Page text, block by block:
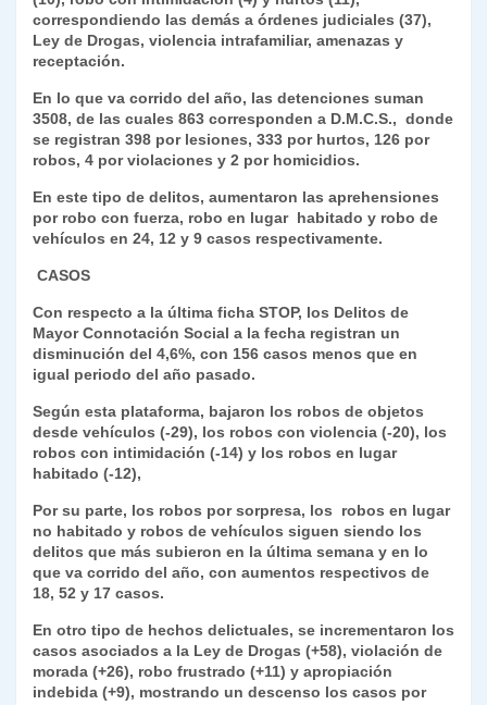
y
correspondiendo las demás a órdenes judiciales (37),
Ley de Drogas, violencia intrafamiliar, amenazas y
receptación.
En lo que va corrido del año, las detenciones suman
3508, de las cuales 863 corresponden a D.M.C.S., donde
se registran 398 por lesiones, 333 por hurtos, 126 por
robos, 4 por violaciones y 2 por homicidios.
En este tipo de delitos, aumentaron las aprehensiones
por robo con fuerza, robo en lugar habitado y robo de
vehículos en 24, 12 y 9 casos respectivamente.
CASOS
Con respecto a la última ficha STOP, los Delitos de
Mayor Connotación Social a la fecha registran un
disminución del 4,6%, con 156 casos menos que en
igual periodo del año pasado.
Según esta plataforma, bajaron los robos de objetos
desde vehículos (-29), los robos con violencia (-20), los
robos con intimidación (-14) y los robos en lugar
habitado (-12),
Por su parte, los robos por sorpresa, los robos en lugar
no habitado y robos de vehículos siguen siendo los
delitos que más subieron en la última semana y en lo
que va corrido del año, con aumentos respectivos de
18, 52 y 17 casos.
En otro tipo de hechos delictuales, se incrementaron los
casos asociados a la Ley de Drogas (+58), violación de
morada (+26), robo frustrado (+11) y apropiación
indebida (+9), mostrando un descenso los casos por